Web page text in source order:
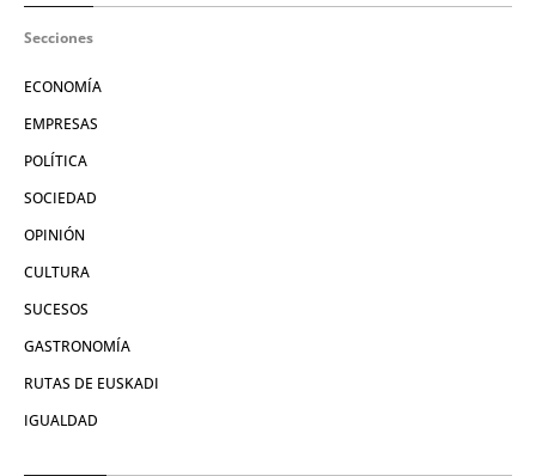
Secciones
ECONOMÍA
EMPRESAS
POLÍTICA
SOCIEDAD
OPINIÓN
CULTURA
SUCESOS
GASTRONOMÍA
RUTAS DE EUSKADI
IGUALDAD